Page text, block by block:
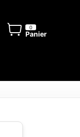
0
Panier